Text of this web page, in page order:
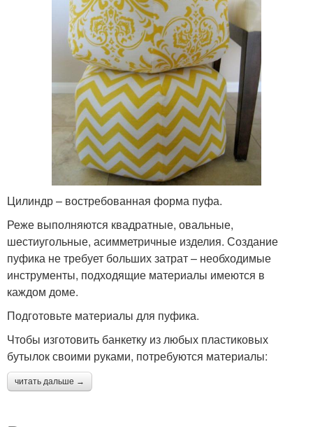
Цилиндр – востребованная форма пуфа.
Реже выполняются квадратные, овальные,
шестиугольные, асимметричные изделия. Создание
пуфика не требует больших затрат – необходимые
инструменты, подходящие материалы имеются в
каждом доме.
Подготовьте материалы для пуфика.
Чтобы изготовить банкетку из любых пластиковых
бутылок своими руками, потребуются материалы:
читать дальше →